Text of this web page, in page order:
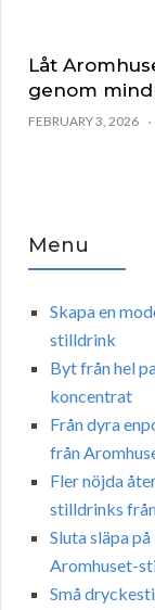
Låt
genom
FEBRUARY 3, 2026
Menu
Skapa en
stilldrink
Byt från hel
koncentrat
Från dyra
från
Fler nöjda
stilldrinks
Sluta släpa
Aromhuset-
Små